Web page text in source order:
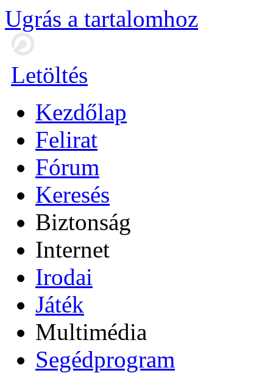
Ugrás a tartalomhoz
Letöltés
Kezdőlap
Felirat
Fórum
Keresés
Biztonság
Internet
Irodai
Játék
Multimédia
Segédprogram